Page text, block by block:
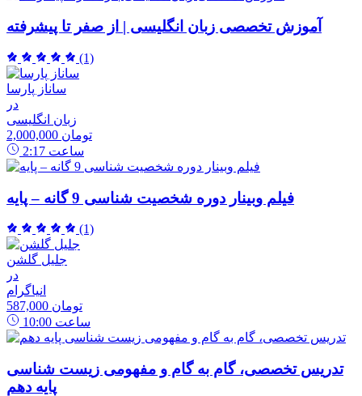
آموزش تخصصی زبان انگلیسی | از صفر تا پیشرفته
(1)
ساناز پارسا
در
زبان انگلیسی
2,000,000 تومان
2:17 ساعت
فیلم وبینار دوره شخصیت شناسی 9 گانه – پایه
(1)
جلیل گلشن
در
انیاگرام
587,000 تومان
10:00 ساعت
تدریس تخصصی، گام به گام و مفهومی زیست شناسی
پایه دهم